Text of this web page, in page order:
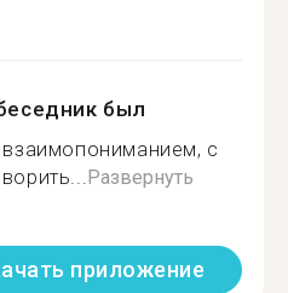
был
с
Развернуть
приложение